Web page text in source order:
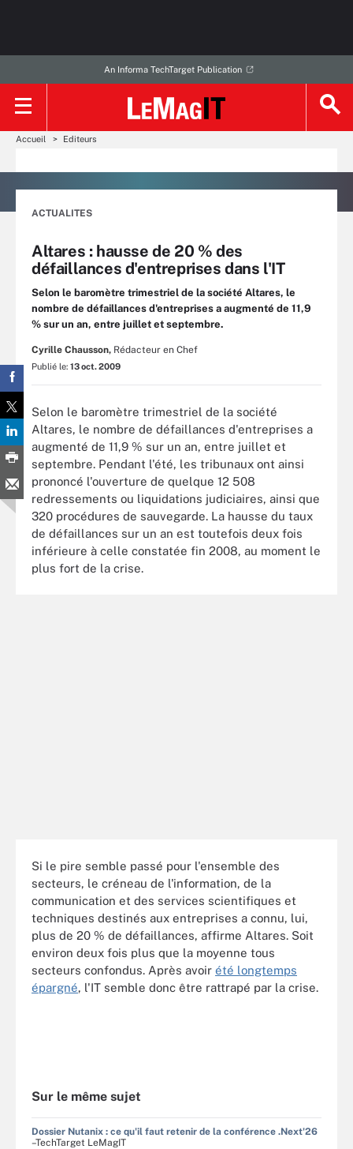
An Informa TechTarget Publication
Accueil Editeurs
ACTUALITES
Altares : hausse de 20 % des
défaillances d'entreprises dans l'IT
Selon le baromètre trimestriel de la société Altares, le
nombre de défaillances d'entreprises a augmenté de 11,9
% sur un an, entre juillet et septembre.
Cyrille Chausson, Rédacteur en Chef
Publié le: 13 oct. 2009
Selon le baromètre trimestriel de la société
Altares, le nombre de défaillances d'entreprises a
augmenté de 11,9 % sur un an, entre juillet et
septembre. Pendant l'été, les tribunaux ont ainsi
prononcé l'ouverture de quelque 12 508
redressements ou liquidations judiciaires, ainsi que
320 procédures de sauvegarde. La hausse du taux
de défaillances sur un an est toutefois deux fois
inférieure à celle constatée fin 2008, au moment le
plus fort de la crise.
Si le pire semble passé pour l'ensemble des
secteurs, le créneau de l'information, de la
communication et des services scientifiques et
techniques destinés aux entreprises a connu, lui,
plus de 20 % de défaillances, affirme Altares. Soit
environ deux fois plus que la moyenne tous
secteurs confondus. Après avoir été longtemps
épargné, l'IT semble donc être rattrapé par la crise.
Sur le même sujet
Dossier Nutanix : ce qu'il faut retenir de la conférence .Next'26
–TechTarget LeMagIT